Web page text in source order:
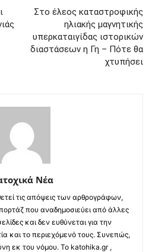
Στο έλεος καταστροφικής
ηλιακής μαγνητικής
υπερκαταιγίδας ιστορικών
διαστάσεων η Γη – Πότε θα
χτυπήσει
Νέα
τις απόψεις των αρθρογράφων,
που αναδημοσιεύει από άλλες
και δεν ευθύνεται για την
και το περιεχόμενό τους. Συνεπώς,
εκ του νόμου. Το katohika.gr ,